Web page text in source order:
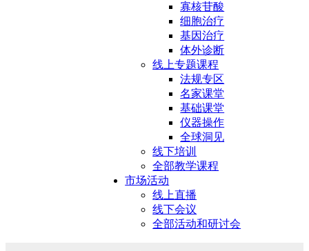
寡核苷酸
细胞治疗
基因治疗
体外诊断
线上专题课程
法规专区
名家课堂
基础课堂
仪器操作
全球洞见
线下培训
全部教学课程
市场活动
线上直播
线下会议
全部活动和研讨会